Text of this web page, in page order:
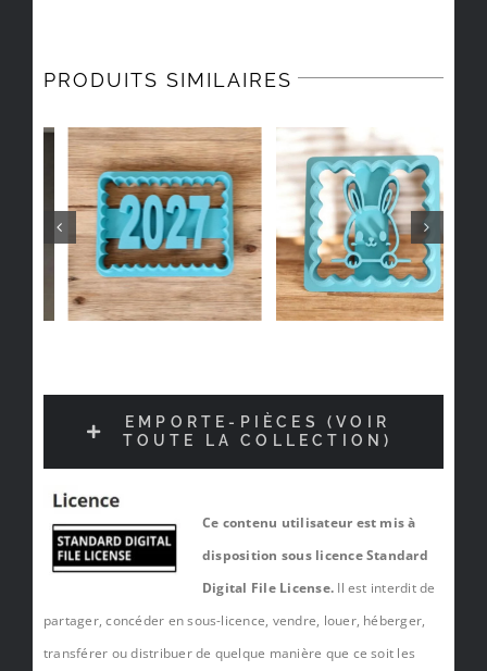
PRODUITS SIMILAIRES
EMPORTE-PIÈCES (VOIR
TOUTE LA COLLECTION)
Ce contenu utilisateur est mis à
disposition sous licence Standard
Digital File License. Il est interdit de
partager, concéder en sous-licence, vendre, louer, héberger,
transférer ou distribuer de quelque manière que ce soit les